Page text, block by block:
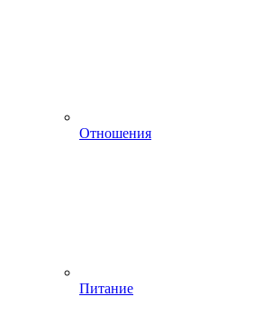
Отношения
Питание